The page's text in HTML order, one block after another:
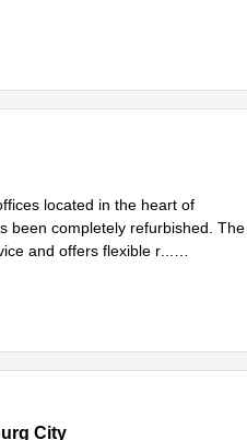
located in the heart of
been completely refurbished. The
and offers flexible r
City
City